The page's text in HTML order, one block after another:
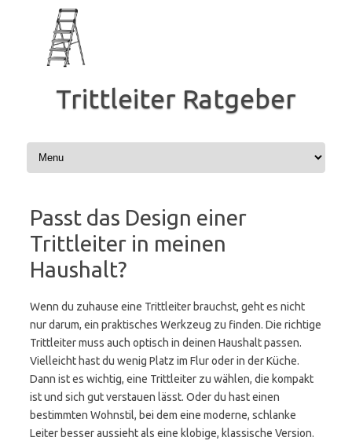
springen
Trittleiter Ratgeber
Passt das Design einer
Trittleiter in meinen
Haushalt?
Wenn du zuhause eine Trittleiter brauchst, geht es nicht
nur darum, ein praktisches Werkzeug zu finden. Die richtige
Trittleiter muss auch optisch in deinen Haushalt passen.
Vielleicht hast du wenig Platz im Flur oder in der Küche.
Dann ist es wichtig, eine Trittleiter zu wählen, die kompakt
ist und sich gut verstauen lässt. Oder du hast einen
bestimmten Wohnstil, bei dem eine moderne, schlanke
Leiter besser aussieht als eine klobige, klassische Version.